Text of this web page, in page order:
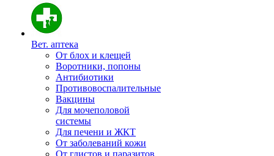
Вет. аптека
От блох и клещей
Воротники, попоны
Антибиотики
Противовоспалительные
Вакцины
Для мочеполовой
системы
Для печени и ЖКТ
От заболеваний кожи
От глистов и паразитов